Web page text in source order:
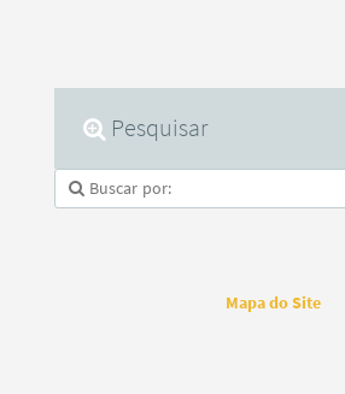
Pesquisar
Mapa do Site